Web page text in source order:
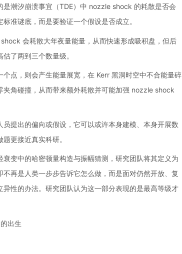
潮汐崩溃事宜（TDE）中 nozzle shock 的耗散是否会
准谜底，而是要验证一个假设是否成立。
会耗散大年夜量能量，从而快速形成吸积盘，但后
了两到三个数量级。
点，则会产生能量展宽，在 Kerr 黑洞时空中不合能量碎
角碰撞，从而带来额外耗散并可能加强 nozzle shock
提出的偏向或假设，它可以或许本身建模、本身开展数
更接近真实科研。
变中的哈密顿量构造与振幅猜测，研究团队将其定义为
再是人类一步步告诉它怎么做，而是面对仍然开放、复
性的办法。研究团队认为这一部分表现的是最高等级才